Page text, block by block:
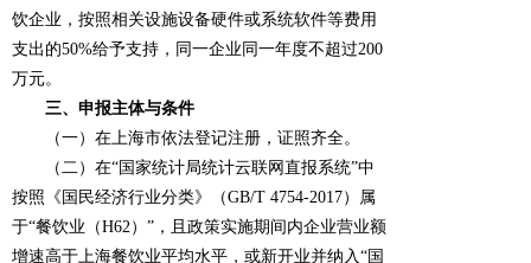
饮企业，按照相关设施设备硬件或系统软件等费用
支出的50%给予支持，同一企业同一年度不超过200
万元。
三、申报主体与条件
（一）在上海市依法登记注册，证照齐全。
（二）在“国家统计局统计云联网直报系统”中
按照《国民经济行业分类》（GB/T 4754-2017）属
于“餐饮业（H62）”，且政策实施期间内企业营业额
增速高于上海餐饮业平均水平，或新开业并纳入“国